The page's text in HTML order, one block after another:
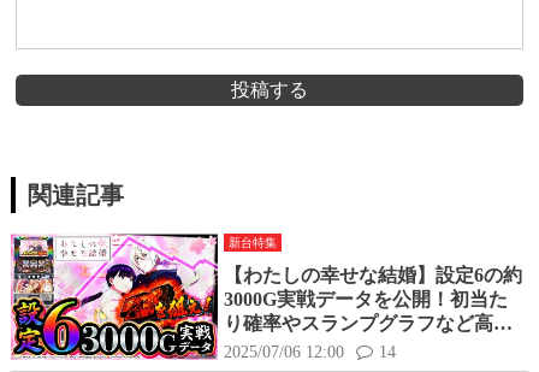
投稿する
関連記事
新台特集
【わたしの幸せな結婚】設定6の約
3000G実戦データを公開！初当た
り確率やスランプグラフなど高設
定の挙動はどんな感じ？
2025/07/06 12:00 14